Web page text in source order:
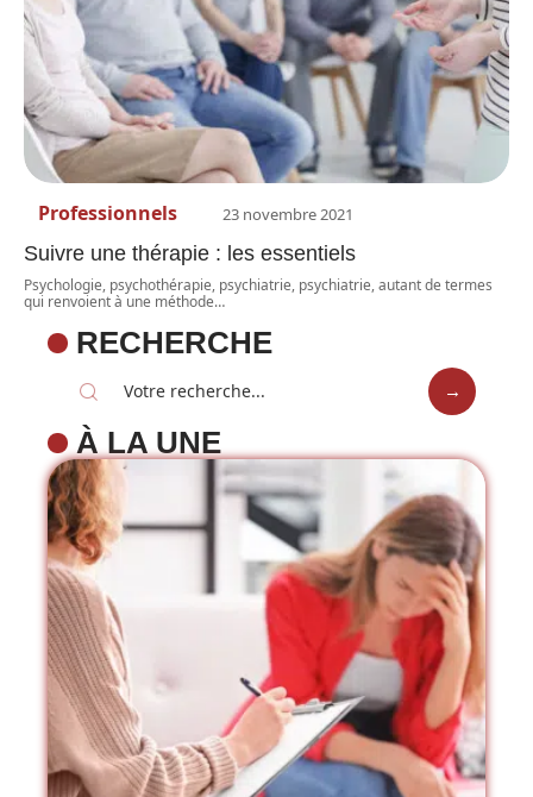
Professionnels 23 novembre 2021
Suivre une thérapie : les essentiels
Psychologie, psychothérapie, psychiatrie, psychiatrie, autant de termes
qui renvoient à une méthode…
RECHERCHE
À LA UNE